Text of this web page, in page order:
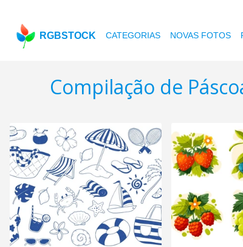
RGBSTOCK CATEGORIAS NOVAS FOTOS
Compilação de